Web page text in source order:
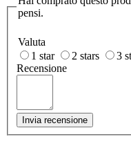
pensi.
Valuta
1 star
2 stars 3
Recensione
Invia recensione